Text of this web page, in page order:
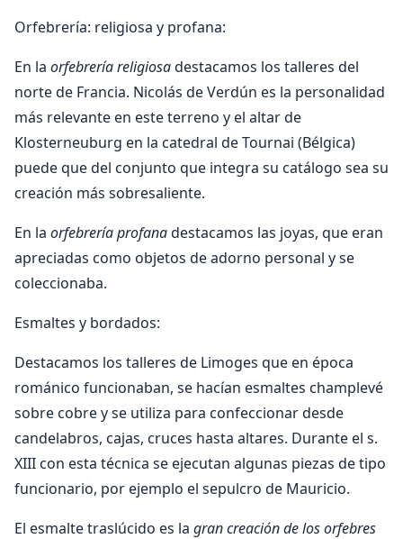
Orfebrería: religiosa y profana:
En la orfebrería religiosadestacamos los talleres del
norte de Francia. Nicolás de Verdún es la personalidad
más relevante en este terreno y el altar de
Klosterneuburg en la catedral de Tournai (Bélgica)
puede que del conjunto que integra su catálogo sea su
creación más sobresaliente.
En la orfebrería profanadestacamos las joyas, que eran
apreciadas como objetos de adorno personal y se
coleccionaba.
Esmaltes y bordados:
Destacamos los talleres de Limoges que en época
románico funcionaban, se hacían esmaltes champlevé
sobre cobre y se utiliza para confeccionar desde
candelabros, cajas, cruces hasta altares. Durante el s.
XIII con esta técnica se ejecutan algunas piezas de tipo
funcionario, por ejemplo el sepulcro de Mauricio.
El esmalte traslúcido es la gran creación de los orfebres